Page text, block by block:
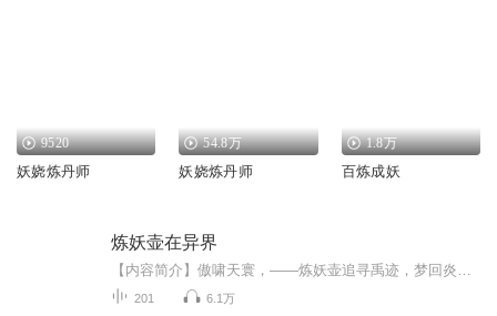
9520
妖娆炼丹师
54.8万
妖娆炼丹师
1.8万
百炼成妖
炼妖壶在异界
201 6.1万